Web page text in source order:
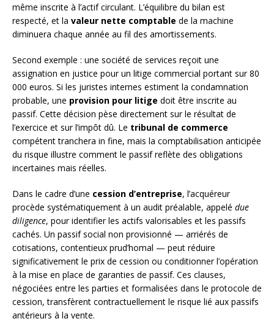
même inscrite à l’actif circulant. L’équilibre du bilan est
respecté, et la valeur nette comptable de la machine
diminuera chaque année au fil des amortissements.
Second exemple : une société de services reçoit une
assignation en justice pour un litige commercial portant sur 80
000 euros. Si les juristes internes estiment la condamnation
probable, une provision pour litige doit être inscrite au
passif. Cette décision pèse directement sur le résultat de
l’exercice et sur l’impôt dû. Le tribunal de commerce
compétent tranchera in fine, mais la comptabilisation anticipée
du risque illustre comment le passif reflète des obligations
incertaines mais réelles.
Dans le cadre d’une cession d’entreprise, l’acquéreur
procède systématiquement à un audit préalable, appelé due
diligence, pour identifier les actifs valorisables et les passifs
cachés. Un passif social non provisionné — arriérés de
cotisations, contentieux prud’homal — peut réduire
significativement le prix de cession ou conditionner l’opération
à la mise en place de garanties de passif. Ces clauses,
négociées entre les parties et formalisées dans le protocole de
cession, transfèrent contractuellement le risque lié aux passifs
antérieurs à la vente.